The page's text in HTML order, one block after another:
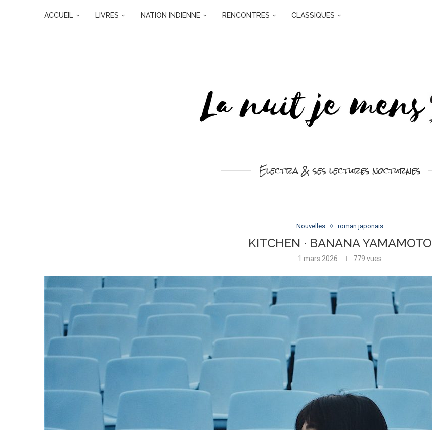
ACCUEIL LIVRES NATION INDIENNE RENCONTRES CLASSIQUES
Electra & ses lectures nocturnes
Nouvelles roman japonais
KITCHEN · BANANA YAMAMOTO
1 mars 2026 779 vues